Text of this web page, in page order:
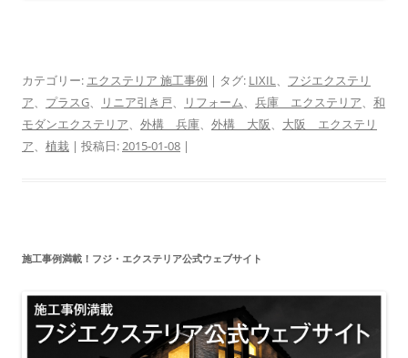
カテゴリー: エクステリア 施工事例 | タグ: LIXIL、 フジエクステリ
ア、 プラスG、 リニア引き戸、 リフォーム、 兵庫 エクステリア、 和
モダンエクステリア、 外構 兵庫、 外構 大阪、 大阪 エクステリ
ア、 植栽 | 投稿日:2015-01-08 |
施工事例満載！フジ・エクステリア公式ウェブサイト